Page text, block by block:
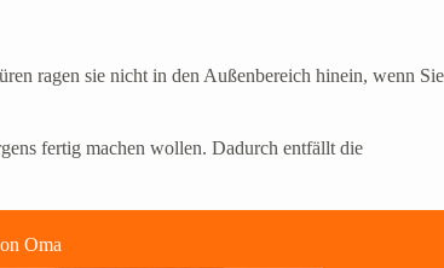
ragen sie nicht in den Außenbereich hinein, wenn Sie
fertig machen wollen. Dadurch entfällt die
Oma